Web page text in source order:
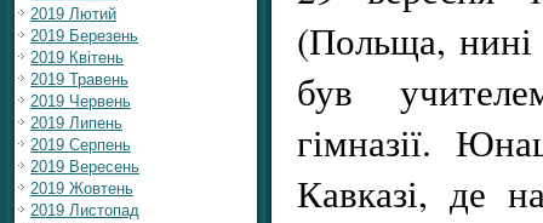
2019 Лютий
2019 Березень
2019 Квітень
2019 Травень
2019 Червень
2019 Липень
2019 Серпень
2019 Вересень
2019 Жовтень
2019 Листопад
(Польща,
був
гімназії.
Кавказі, де